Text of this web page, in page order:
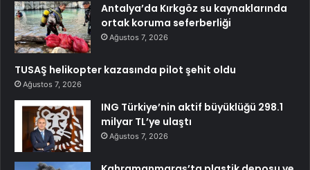
Antalya’da Kırkgöz su kaynaklarında
ortak koruma seferberliği
Ağustos 7, 2026
TUSAŞ helikopter kazasında pilot şehit oldu
Ağustos 7, 2026
ING Türkiye’nin aktif büyüklüğü 298.1
milyar TL’ye ulaştı
Ağustos 7, 2026